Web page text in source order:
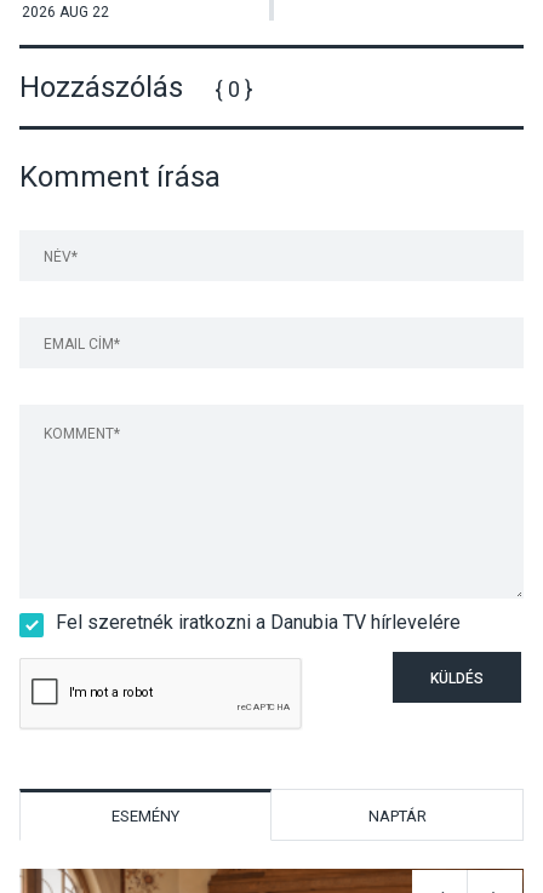
2026 AUG 22
Hozzászólás { 0 }
Komment írása
Fel szeretnék iratkozni a Danubia TV hírlevelére
KÜLDÉS
ESEMÉNY NAPTÁR